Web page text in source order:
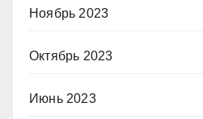
Ноябрь 2023
Октябрь 2023
Июнь 2023